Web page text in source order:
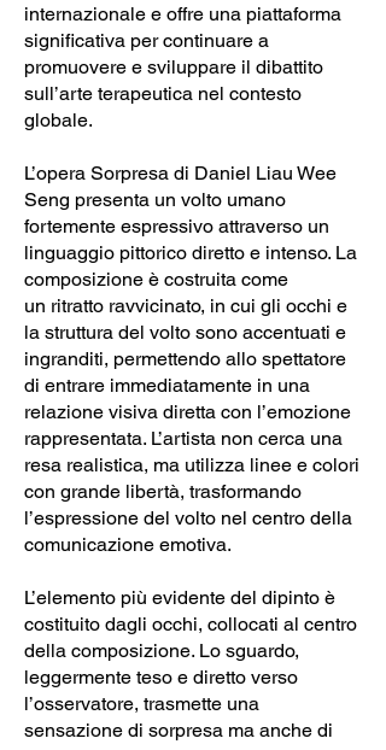
internazionale e offre una piattaforma
significativa per continuare a
promuovere e sviluppare il dibattito
sull’arte terapeutica nel contesto
globale.
L’opera Sorpresa di Daniel Liau Wee
Seng presenta un volto umano
fortemente espressivo attraverso un
linguaggio pittorico diretto e intenso. La
composizione è costruita come
un ritratto ravvicinato, in cui gli occhi e
la struttura del volto sono accentuati e
ingranditi, permettendo allo spettatore
di entrare immediatamente in una
relazione visiva diretta con l’emozione
rappresentata. L’artista non cerca una
resa realistica, ma utilizza linee e colori
con grande libertà, trasformando
l’espressione del volto nel centro della
comunicazione emotiva.
L’elemento più evidente del dipinto è
costituito dagli occhi, collocati al centro
della composizione. Lo sguardo,
leggermente teso e diretto verso
l’osservatore, trasmette una
sensazione di sorpresa ma anche di